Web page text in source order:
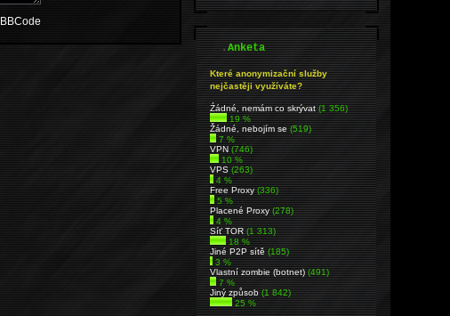
BBCode
.Anketa
Které anonymizační služby
nejčastěji využíváte?
Źádné, nemám co skrývat(1 356)
19 %
Žádné, nebojím se(519)
7 %
VPN(746)
10 %
VPS(263)
4 %
Free Proxy(336)
5 %
Placené Proxy(278)
4 %
Síť TOR(1 313)
18 %
Jiné P2P sítě(185)
3 %
Vlastní zombie (botnet)(491)
7 %
Jiný způsob(1 842)
25 %